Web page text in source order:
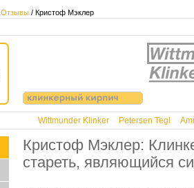
Отзывы / Кристоф Мэклер
Wittmunder Klinker Petersen Tegl
Кристоф Мэклер:
стареть, являющийся